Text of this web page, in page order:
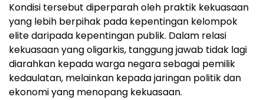
Kondisi tersebut diperparah oleh praktik kekuasaan
yang lebih berpihak pada kepentingan kelompok
elite daripada kepentingan publik. Dalam relasi
kekuasaan yang oligarkis, tanggung jawab tidak lagi
diarahkan kepada warga negara sebagai pemilik
kedaulatan, melainkan kepada jaringan politik dan
ekonomi yang menopang kekuasaan.